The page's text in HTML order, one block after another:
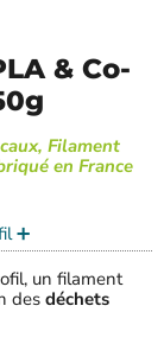
& Co-
Filament
en France
➕
un filament
des déchets